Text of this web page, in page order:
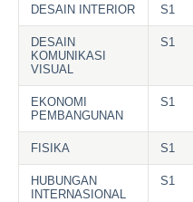
DESAIN INTERIOR S1
DESAIN
KOMUNIKASI
VISUAL
S1
EKONOMI
PEMBANGUNAN
S1
FISIKA S1
HUBUNGAN
INTERNASIONAL
S1